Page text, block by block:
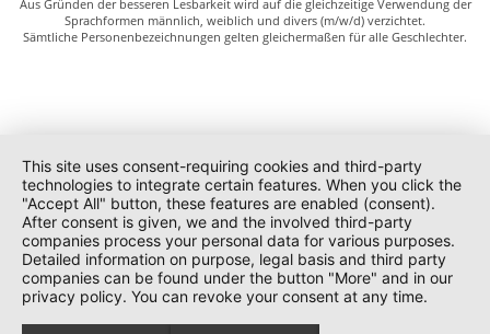
Aus Gründen der besseren Lesbarkeit wird auf die gleichzeitige Verwendung der
Sprachformen männlich, weiblich und divers (m/w/d) verzichtet.
Sämtliche Personenbezeichnungen gelten gleichermaßen für alle Geschlechter.
This site uses consent-requiring cookies and third-party
technologies to integrate certain features. When you click the
"Accept All" button, these features are enabled (consent).
After consent is given, we and the involved third-party
companies process your personal data for various purposes.
Detailed information on purpose, legal basis and third party
companies can be found under the button "More" and in our
privacy policy. You can revoke your consent at any time.